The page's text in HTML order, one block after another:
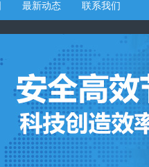
最新动态 联系我们